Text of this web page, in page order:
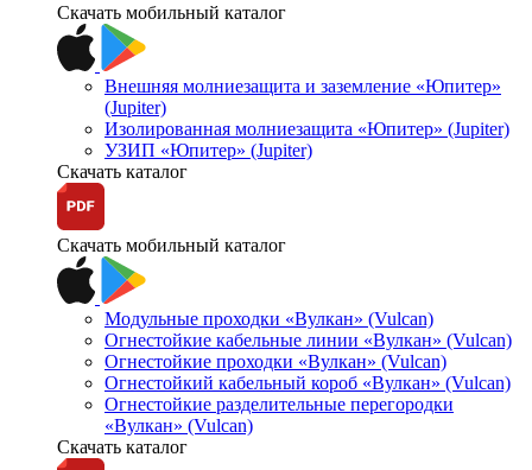
Скачать мобильный каталог
Внешняя молниезащита и заземление «Юпитер»
(Jupiter)
Изолированная молниезащита «Юпитер» (Jupiter)
УЗИП «Юпитер» (Jupiter)
Скачать каталог
Скачать мобильный каталог
Модульные проходки «Вулкан» (Vulcan)
Огнестойкие кабельные линии «Вулкан» (Vulcan)
Огнестойкие проходки «Вулкан» (Vulcan)
Огнестойкий кабельный короб «Вулкан» (Vulcan)
Огнестойкие разделительные перегородки
«Вулкан» (Vulcan)
Скачать каталог